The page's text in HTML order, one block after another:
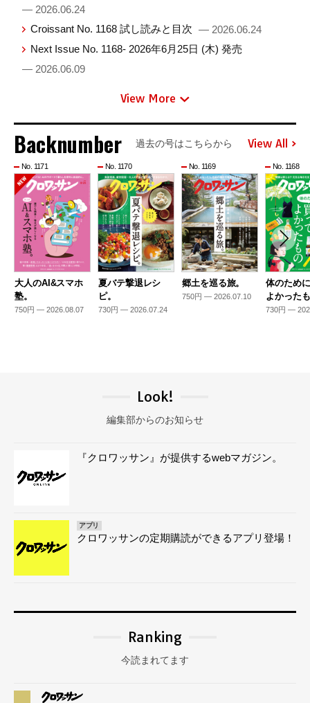
— 2026.06.24
Croissant No. 1168 試し読みと目次 — 2026.06.24
Next Issue No. 1168- 2026年6月25日 (木) 発売
— 2026.06.09
View More
Backnumber 過去の号はこちらから View All
No. 1171
大人のAI&スマホ
塾。
750円 — 2026.08.07
No. 1170
夏バテ撃退レシ
ピ。
730円 — 2026.07.24
No. 1169
郷土を巡る旅。
750円 — 2026.07.10
No. 1168
体のため
よかった
730円 —
Look!
編集部からのお知らせ
『クロワッサン』が提供するwebマガジン。
アプリ
クロワッサンの定期購読ができるアプリ登場！
Ranking
今読まれてます